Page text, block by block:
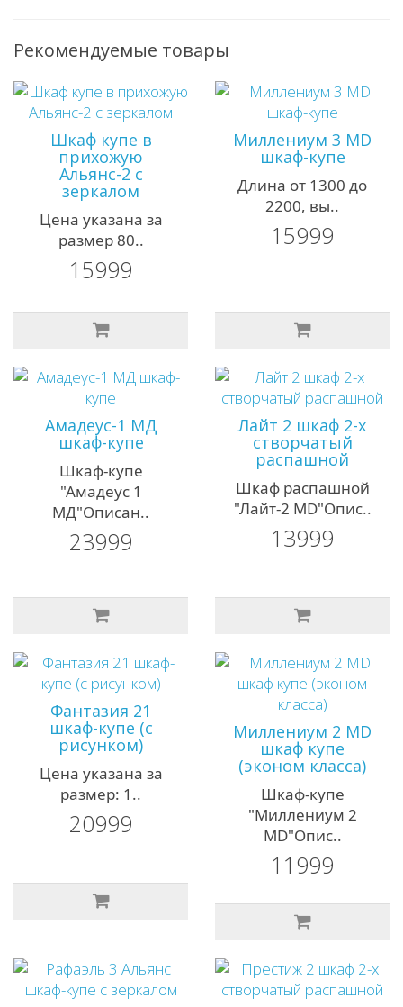
Рекомендуемые товары
Шкаф купе в
прихожую
Альянс-2 с
зеркалом
Цена указана за
размер 80..
15999
Миллениум 3 MD
шкаф-купе
Длина от 1300 до
2200, вы..
15999
Амадеус-1 MД
шкаф-купе
Шкаф-купе
"Амадеус 1
МД"Описан..
23999
Лайт 2 шкаф 2-х
створчатый
распашной
Шкаф распашной
"Лайт-2 MD"Опис..
13999
Фантазия 21
шкаф-купе (с
рисунком)
Цена указана за
размер: 1..
20999
Миллениум 2 MD
шкаф купе
(эконом класса)
Шкаф-купе
"Миллениум 2
MD"Опис..
11999